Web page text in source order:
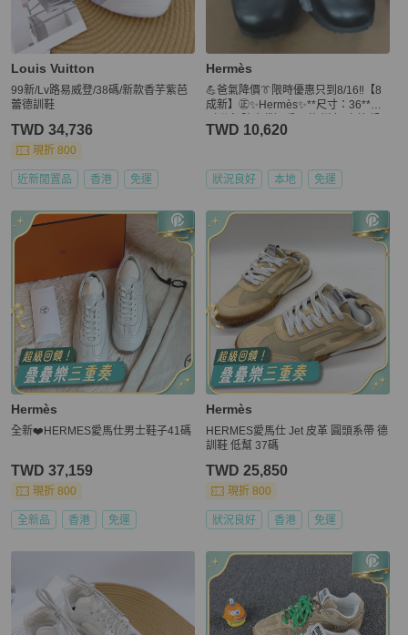
Louis Vuitton
99新/Lv路易威登/38碼/新款香芋紫芭
蕾德訓鞋
TWD 34,736
現折 800
近新閒置品 香港 免運
Hermès
💪爸氣降價👔限時優惠只到8/16‼️【8
成新】㊣✨Hermès✨**尺寸：36**
布 休閒鞋 布鞋 /二手鞋/保證正品🌳二
TWD 10,620
狀況良好 本地 免運
Hermès
全新❤️HERMES愛馬仕男士鞋子41碼
TWD 37,159
現折 800
全新品 香港 免運
Hermès
HERMES愛馬仕 Jet 皮革 圓頭系帶 德
訓鞋 低幫 37碼
TWD 25,850
現折 800
狀況良好 香港 免運